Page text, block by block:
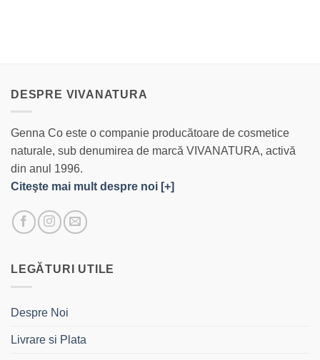
DESPRE VIVANATURA
Genna Co este o companie producătoare de cosmetice
naturale, sub denumirea de marcă VIVANATURA, activă
din anul 1996.
Citeşte mai mult despre noi [+]
LEGĂTURI UTILE
Despre Noi
Livrare si Plata